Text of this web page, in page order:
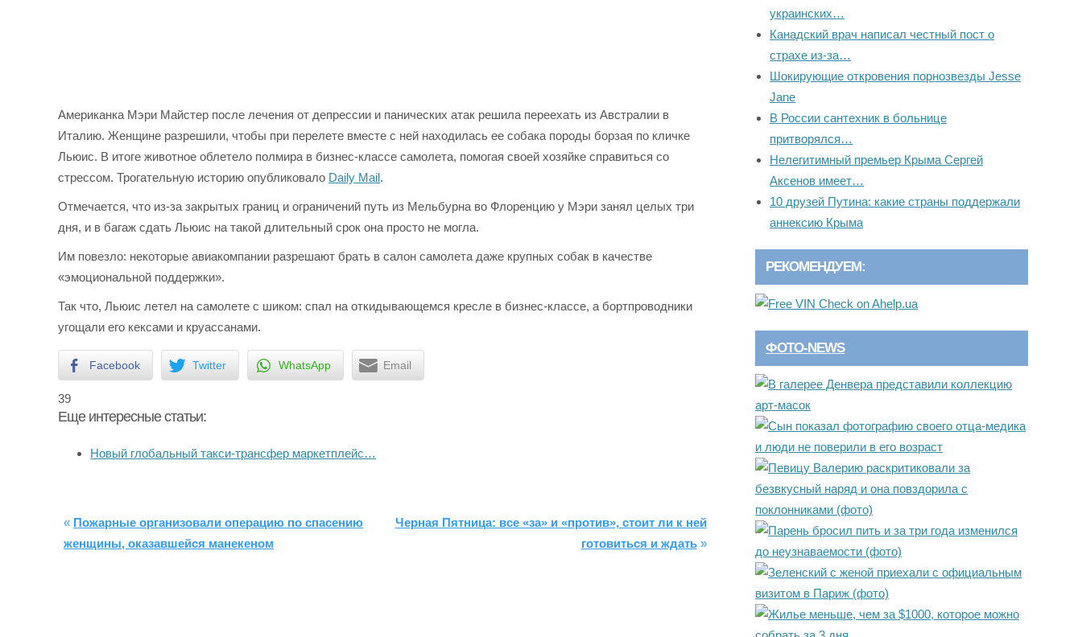
Американка Мэри Майстер после лечения от депрессии и панических атак решила переехать из Австралии в
Италию. Женщине разрешили, чтобы при перелете вместе с ней находилась ее собака породы борзая по кличке
Льюис. В итоге животное облетело полмира в бизнес-классе самолета, помогая своей хозяйке справиться со
стрессом. Трогательную историю опубликовало Daily Mail.
Отмечается, что из-за закрытых границ и ограничений путь из Мельбурна во Флоренцию у Мэри занял целых три
дня, и в багаж сдать Льюис на такой длительный срок она просто не могла.
Им повезло: некоторые авиакомпании разрешают брать в салон самолета даже крупных собак в качестве
«эмоциональной поддержки».
Так что, Льюис летел на самолете с шиком: спал на откидывающемся кресле в бизнес-классе, а бортпроводники
угощали его кексами и круассанами.
Facebook Twitter WhatsApp Email
39
Еще интересные статьи:
Новый глобальный такси-трансфер маркетплейс…
« Пожарные организовали операцию по спасению
женщины, оказавшейся манекеном
Черная Пятница: все «за» и «против», стоит ли к ней
готовиться и ждать»
украинских…
Канадский врач написал честный пост о
страхе из-за…
Шокирующие откровения порнозвезды Jesse
Jane
В России сантехник в больнице
притворялся…
Нелегитимный премьер Крыма Сергей
Аксенов имеет…
10 друзей Путина: какие страны поддержали
аннексию Крыма
РЕКОМЕНДУЕМ:
ФОТО-NEWS